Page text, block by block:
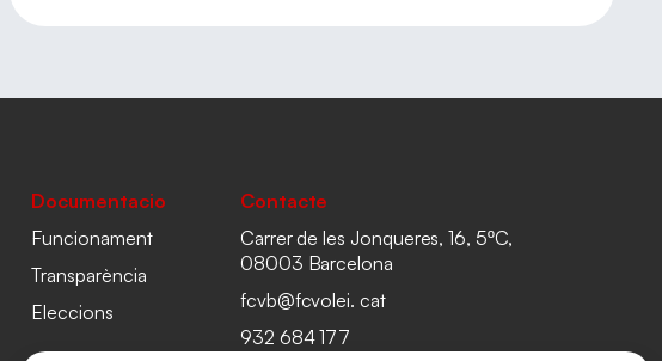
Documentacio
Funcionament
Transparència
Eleccions
Contacte
Carrer de les Jonqueres, 16, 5ºC,
08003 Barcelona
fcvb@fcvolei. cat
932 684 177